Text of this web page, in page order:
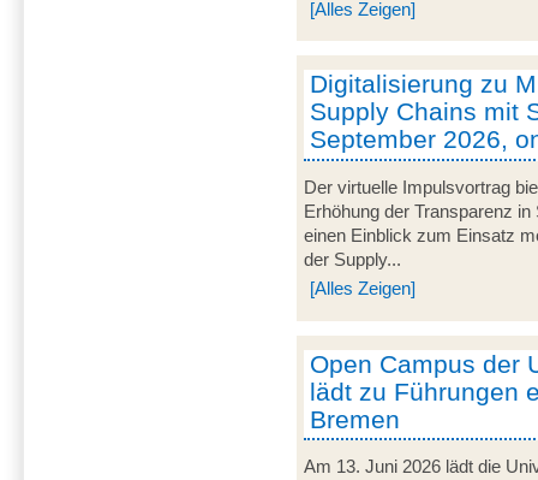
[Alles Zeigen]
Digitalisierung zu
Supply Chains mit
September 2026,
Der virtuelle Impulsvortrag
Erhöhung der Transparenz
einen Einblick zum Einsatz
der Supply...
[Alles Zeigen]
Open Campus der
lädt zu Führungen
Bremen
Am 13. Juni 2026 lädt die